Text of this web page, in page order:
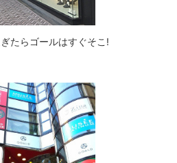
たらゴールはすぐそこ!